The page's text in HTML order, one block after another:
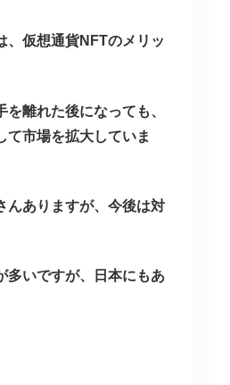
、仮想通貨NFTのメリッ
離れた後になっても、
て市場を拡大していま
んありますが、今後は対
多いですが、日本にもあ